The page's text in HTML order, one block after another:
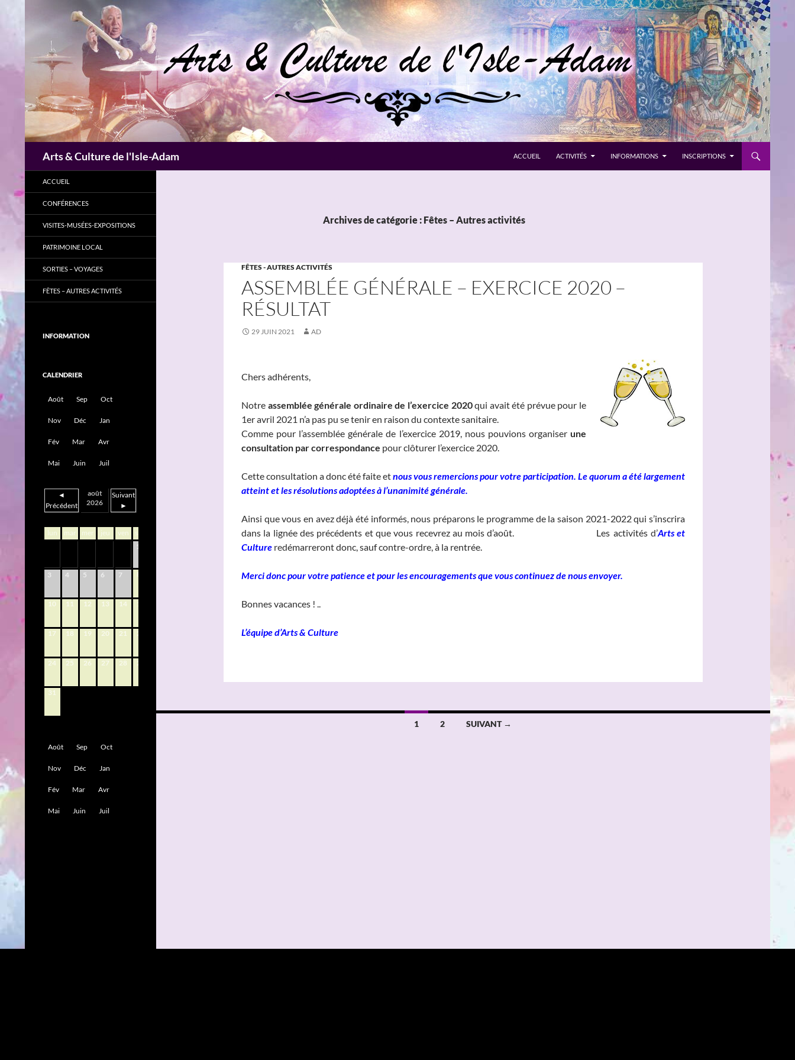
contenu
Arts & Culture de l'Isle-Adam ACCUEIL ACTIVITÉS INFORMATIONS INSCRIPTIONS
Archives de catégorie : Fêtes – Autres activités
FÊTES - AUTRES ACTIVITÉS
ASSEMBLÉE GÉNÉRALE – EXERCICE 2020 –
RÉSULTAT
29 JUIN 2021 AD
Chers adhérents,
Notre assemblée générale ordinaire de l’exercice 2020qui avait été prévue pour le
1er avril 2021 n’a pas pu se tenir en raison du contexte sanitaire.
Comme pour l’assemblée générale de l’exercice 2019, nous pouvions organiser une
consultation par correspondance pour clôturer l’exercice 2020.
Cette consultation a donc été faite etnous vous remercions pour votreparticipation. Le quorum a été largement
atteint et les résolutions adoptées à l’unanimité générale.
Ainsi que vous en avez déjà été informés, nous préparons le programme de la saison 2021-2022 qui s’inscrira
dans la lignée des précédents et que vous recevrez au mois d’août.
Les _activités d’Arts et
Culture redémarreront donc, sauf contre-ordre, à la rentrée.
Merci donc pour votre patience et pour les encouragements que vous continuez de nous envoyer.
Bonnes vacances ! ..
L’équipe d’Arts & Culture
1 2 SUIVANT →
ACCUEIL
CONFÉRENCES
VISITES-MUSÉES-EXPOSITIONS
PATRIMOINE LOCAL
SORTIES – VOYAGES
FÊTES – AUTRES ACTIVITÉS
INFORMATION
CALENDRIER
Août Sep Oct
Nov Déc Jan
Fév Mar Avr
Mai Juin Juil
◄
Précédent
août
2026
Suivant
►
lun mar mer jeu ven sam
1
3 4 5 6 7 8
10 11 12 13 14 15
17 18 19 20 21 22
24 25 26 27 28 29
31
Août Sep Oct
Nov Déc Jan
Fév Mar Avr
Mai Juin Juil